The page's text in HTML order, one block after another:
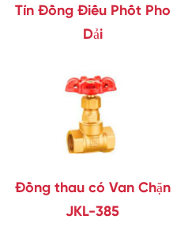
Tín Đồng Điếu Phốt Pho
Dải
Đồng thau có Van Chặn
JKL-385